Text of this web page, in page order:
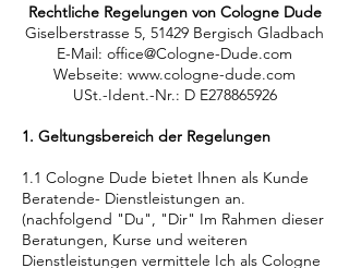
Rechtliche Regelungen von Cologne Dude
Giselberstrasse 5, 51429 Bergisch Gladbach
E-Mail: office@Cologne-Dude.com
Webseite: www.cologne-dude.com
USt.-Ident.-Nr.: D E278865926
1. Geltungsbereich der Regelungen
1.1 Cologne Dude bietet Ihnen als Kunde
Beratende- Dienstleistungen an.
(nachfolgend "Du", "Dir" Im Rahmen dieser
Beratungen, Kurse und weiteren
Dienstleistungen vermittele Ich als Cologne